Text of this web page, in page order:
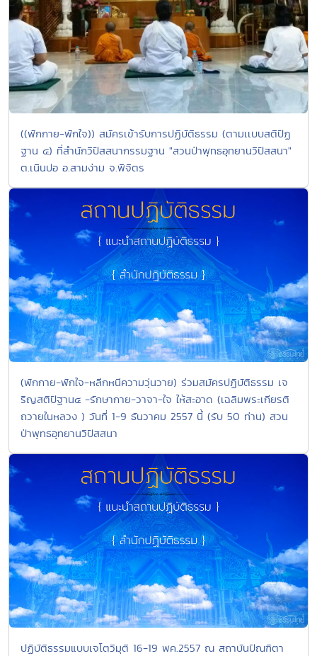
((พักกาย-พักใจ)) สมัครเข้ารับการปฏิบัติธรรม (ตามเเบบสติปัฏ
ฐาน ๔) ที่สำนักวิปัสสนากรรมฐาน "สวนป่าพุทธอุทยานวิปัสสนา"
ต.เนินปอ อ.สามง่าม จ.พิจิตร
(พักกาย-พักใจ-หลีกหนีความวุ่นวาย) ร่วมสมัครปฏิบัติธรรม เจ
ริญสติปัฐาน๔ -รักษากาย-วาจา-ใจ ให้สะอาด (เฉลิมพระเกียรติ
ถวายในหลวง ) วันที่ 1-9 ธันวาคม 2557 นี้ (รับ 50 ท่าน) สวน
ป่าพุทธอุทยานวิปัสสนา
ปฏิบัติธรรมแบบเจโตวิมุติ 16-19 พค.2557 ณ สถาบันปัณฑิตา